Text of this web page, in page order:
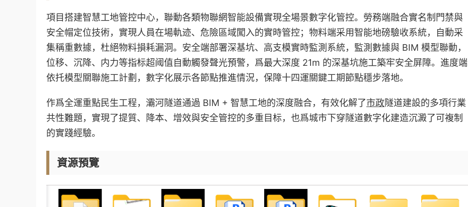
項目搭建智慧工地管控中心，聯動各類物聯網智能設備實現全場景數字化管控。勞務端融合實名制門禁與
安全帽定位技術，實現人員在場軌迹、危險區域闖入的實時管控；物料端采用智能地磅驗收系統，自動采
集稱重數據，杜絕物料損耗漏洞。安全端部署深基坑、高支模實時監測系統，監測數據與 BIM 模型聯動，
位移、沉降、内力等指标超阈值自動觸發聲光預警，爲最大深度 21m 的深基坑施工築牢安全屏障。進度端
依托模型關聯施工計劃，數字化展示各節點推進情況，保障十四運關鍵工期節點穩步落地。
作爲全運重點民生工程，灞河隧道通過 BIM + 智慧工地的深度融合，有效化解了市政隧道建設的多項行業
共性難題，實現了提質、降本、增效與安全管控的多重目标，也爲城市下穿隧道數字化建造沉澱了可複制
的實踐經驗。
資源預覽